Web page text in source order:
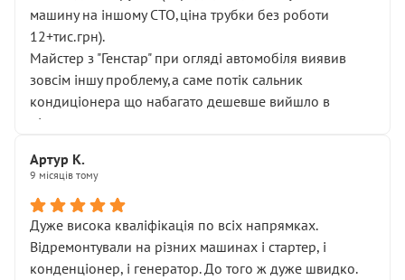
машину на іншому СТО,ціна трубки без роботи
12+тис.грн).
Майстер з "Генстар" при огляді автомобіля виявив
зовсім іншу проблему,а саме потік сальник
кондиціонера що набагато дешевше вийшло в
підсумку.
Артур К.
9 місяців тому
Дуже висока кваліфікація по всіх напрямках.
Відремонтували на різних машинах і стартер, і
конденціонер, і генератор. До того ж дуже швидко.